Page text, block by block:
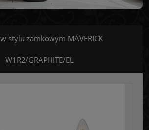
stylu zamkowym MAVERICK
W1R2/GRAPHITE/EL